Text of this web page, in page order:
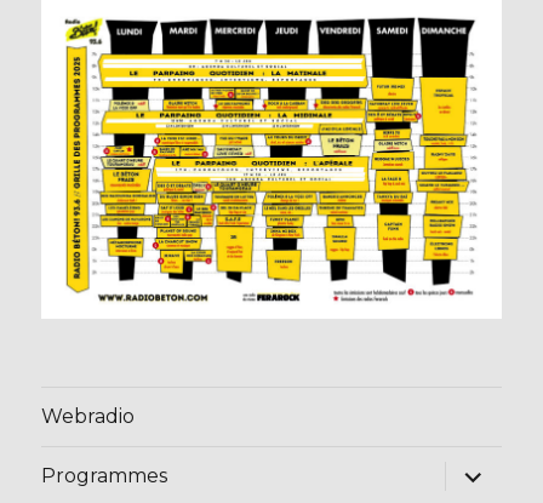
Webradio
Programmes
ouvrir